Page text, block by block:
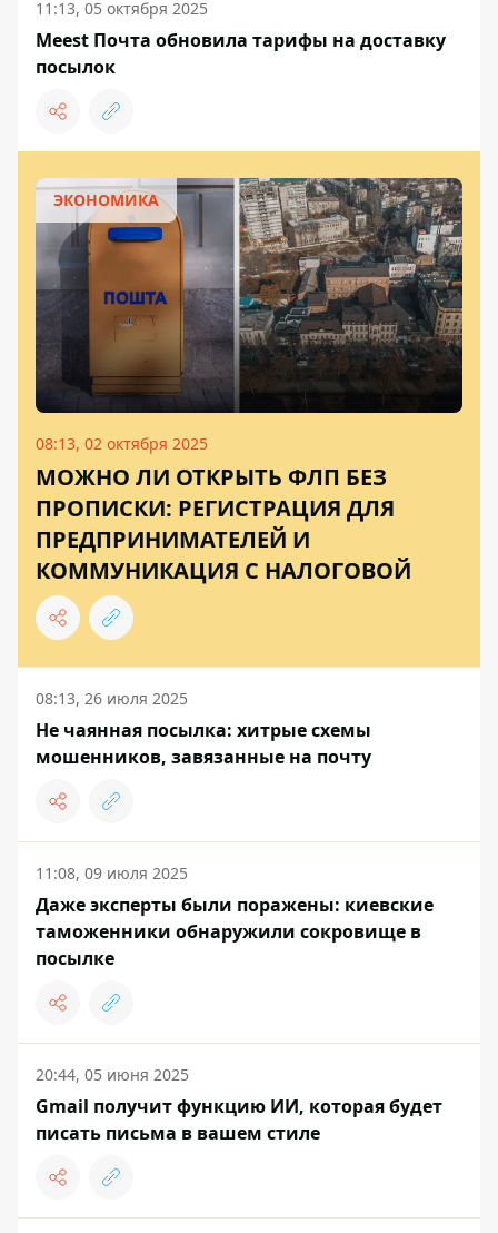
11:13, 05 октября 2025
Meest Почта обновила тарифы на доставку
посылок
ЭКОНОМИКА
08:13, 02 октября 2025
МОЖНО ЛИ ОТКРЫТЬ ФЛП БЕЗ
ПРОПИСКИ: РЕГИСТРАЦИЯ ДЛЯ
ПРЕДПРИНИМАТЕЛЕЙ И
КОММУНИКАЦИЯ С НАЛОГОВОЙ
08:13, 26 июля 2025
Не чаянная посылка: хитрые схемы
мошенников, завязанные на почту
11:08, 09 июля 2025
Даже эксперты были поражены: киевские
таможенники обнаружили сокровище в
посылке
20:44, 05 июня 2025
Gmail получит функцию ИИ, которая будет
писать письма в вашем стиле